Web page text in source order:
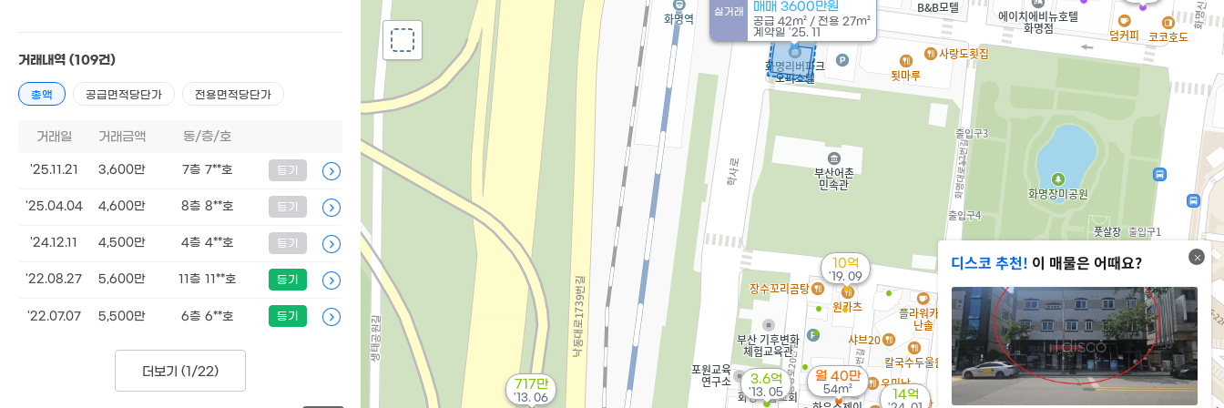
실거래 매매 3600만원
공급 42m² / 전용 27m²
계약일 '25. 11
월 40만
54m² 14억
10억
'19. 09
717만
'13. 06
3.6억
'13. 05
디스코 추천! 이 매물은 어때요?
거래내역 (109건)
총액 공급면적당단가 전용면적당단가
거래일 거래금액 동/층/호
'25.11.21 3,600만 7층 7**호 등기
'25.04.04 4,600만 8층 8**호 등기
'24.12.11 4,500만 4층 4**호 등기
'22.08.27 5,600만 11층 11**호 등기
'22.07.07 5,500만 6층 6**호 등기
더보기 (1/22)